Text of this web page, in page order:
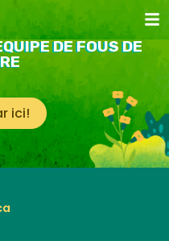
DE FOUS DE
ici!